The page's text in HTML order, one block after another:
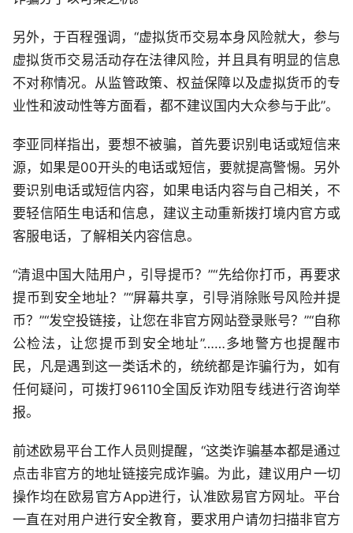
另外，于百程强调，“虚拟货币交易本身风险就大，参与
虚拟货币交易活动存在法律风险，并且具有明显的信息
不对称情况。从监管政策、权益保障以及虚拟货币的专
业性和波动性等方面看，都不建议国内大众参与于此”。
李亚同样指出，要想不被骗，首先要识别电话或短信来
源，如果是00开头的电话或短信，要就提高警惕。另外
要识别电话或短信内容，如果电话内容与自己相关，不
要轻信陌生电话和信息，建议主动重新拨打境内官方或
客服电话，了解相关内容信息。
“清退中国大陆用户，引导提币？”“先给你打币，再要求
提币到安全地址？”“屏幕共享，引导消除账号风险并提
币？”“发空投链接，让您在非官方网站登录账号？”“自称
公检法，让您提币到安全地址”……多地警方也提醒市
民，凡是遇到这一类话术的，统统都是诈骗行为，如有
任何疑问，可拨打96110全国反诈劝阻专线进行咨询举
报。
前述欧易平台工作人员则提醒，“这类诈骗基本都是通过
点击非官方的地址链接完成诈骗。为此，建议用户一切
操作均在欧易官方App进行，认准欧易官方网址。平台
一直在对用户进行安全教育，要求用户请勿扫描非官方